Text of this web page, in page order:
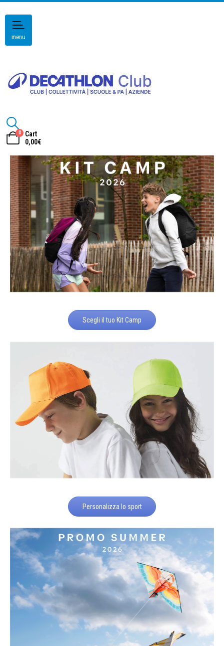
menu
0
Cart
0,00€
Scegli il tuo Kit Camp
Personalizza lo sport